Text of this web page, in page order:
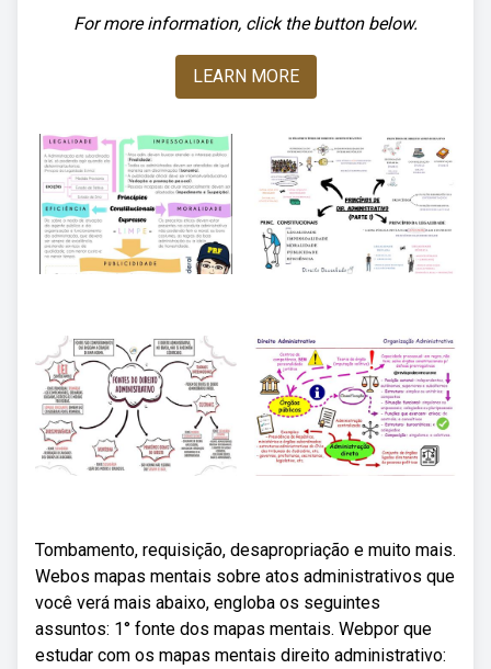
For more information, click the button below.
LEARN MORE
Tombamento, requisição, desapropriação e muito mais.
Webos mapas mentais sobre atos administrativos que
você verá mais abaixo, engloba os seguintes
assuntos: 1° fonte dos mapas mentais. Webpor que
estudar com os mapas mentais direito administrativo: